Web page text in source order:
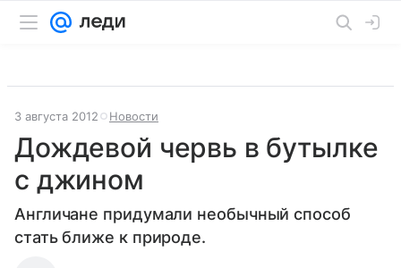
3 августа 2012 Новости
Дождевой червь в бутылке
с джином
Англичане придумали необычный способ
стать ближе к природе.